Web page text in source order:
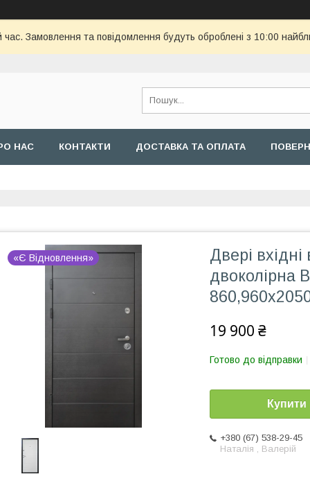
час. Замовлення та повідомлення будуть оброблені з 10:00
НАС КОНТАКТИ ДОСТАВКА ТА ОПЛАТА
«Є Відновлення»
Двері
двоколірна
19 900 ₴
Готово до відправки
Купити
+380 (67) 538-29-45
Наталія , Валерій